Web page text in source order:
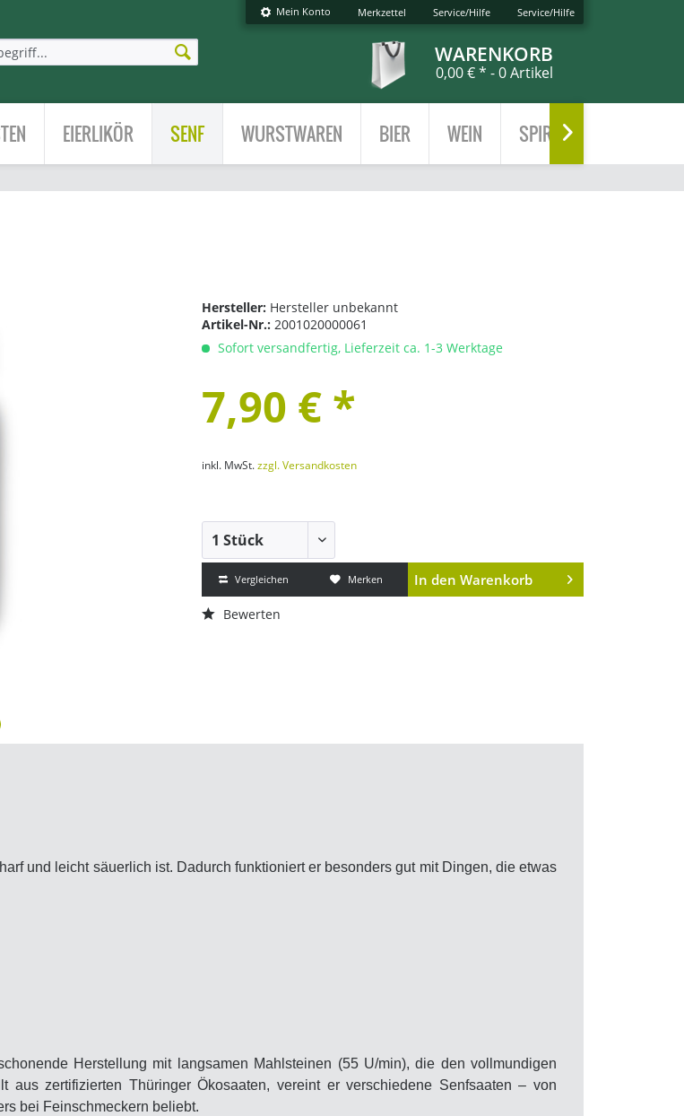
Mein Konto Merkzettel Service/Hilfe Service/Hilfe
WARENKORB
0,00 € * - 0 Artikel
EIERLIKÖR SENF WURSTWAREN BIER WEIN SPIRITUOSEN

Hersteller: Hersteller unbekannt
Artikel-Nr.:2001020000061
Sofort versandfertig, Lieferzeit ca. 1-3 Werktage
7,90 € *
inkl. MwSt.zzgl. Versandkosten
Vergleichen Merken In den Warenkorb
Bewerten
und leicht säuerlich ist. Dadurch funktioniert er besonders gut mit Dingen, die etwas
Herstellung mit langsamen Mahlsteinen (55 U/min), die den vollmundigen
aus zertifizierten Thüringer Ökosaaten, vereint er verschiedene Senfsaaten – von
bei Feinschmeckern beliebt.